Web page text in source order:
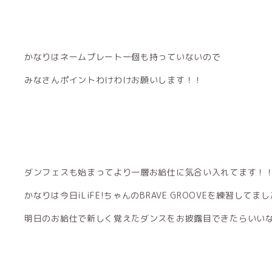
かなりはネームプレート一個も持っていないので
みなさんポイントわけわけお願いします！！
ダンフェスも始まってより一層お給仕に気合い入れてます！！
かなりは今日iLiFE!ちゃんのBRAVE GROOVEを練習してま
明日のお給仕で新しく覚えたダンスをお披露目できたらいい